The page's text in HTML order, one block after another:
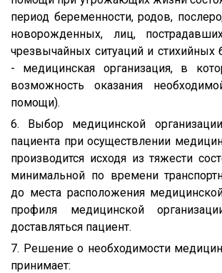
период беременности, родов,
новорожденных, лиц,
чрезвычайных ситуаций и стихийных
- медицинская организация, в
возможность оказания
помощи).
6. Выбор медицинской
пациента при осуществлении
производится исходя из тяжести
минимальной по времени
до места расположения
профиля медицинской
доставляться пациент.
7. Решение о необходимости
принимает: